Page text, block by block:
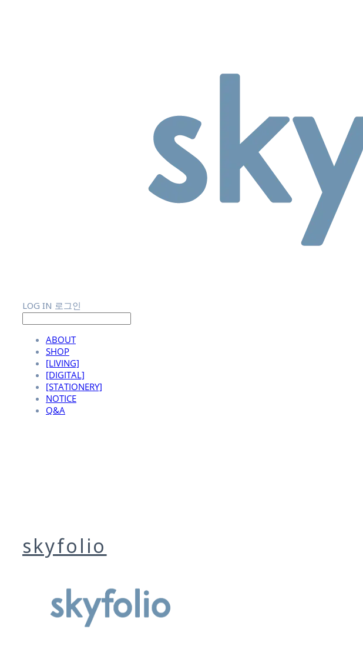
LOG IN 로그인
ABOUT
SHOP
[LIVING]
[DIGITAL]
[STATIONERY]
NOTICE
Q&A
skyfolio